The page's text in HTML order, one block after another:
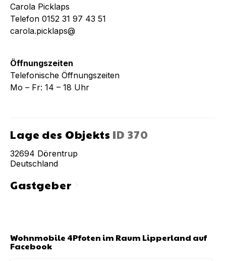
Carola Picklaps
Telefon 0152 31 97 43 51
carola.picklaps@
Öffnungszeiten
Telefonische Öffnungszeiten
Mo – Fr: 14 – 18 Uhr
Lage des Objekts ID370
32694 Dörentrup
Deutschland
Gastgeberchevron_right
Wohnmobile 4Pfoten im Raum Lipperland auf
Facebook